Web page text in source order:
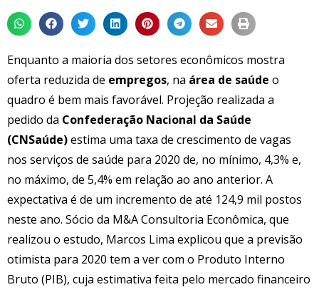
Enquanto a maioria dos setores econômicos mostra
oferta reduzida de empregos, na área de saúde o
quadro é bem mais favorável. Projeção realizada a
pedido da Confederação Nacional da Saúde
(CNSaúde)estima uma taxa de crescimento de vagas
nos serviços de saúde para 2020 de, no mínimo, 4,3% e,
no máximo, de 5,4% em relação ao ano anterior. A
expectativa é de um incremento de até 124,9 mil postos
neste ano. Sócio da M&A Consultoria Econômica, que
realizou o estudo, Marcos Lima explicou que a previsão
otimista para 2020 tem a ver com o Produto Interno
Bruto (PIB), cuja estimativa feita pelo mercado financeiro